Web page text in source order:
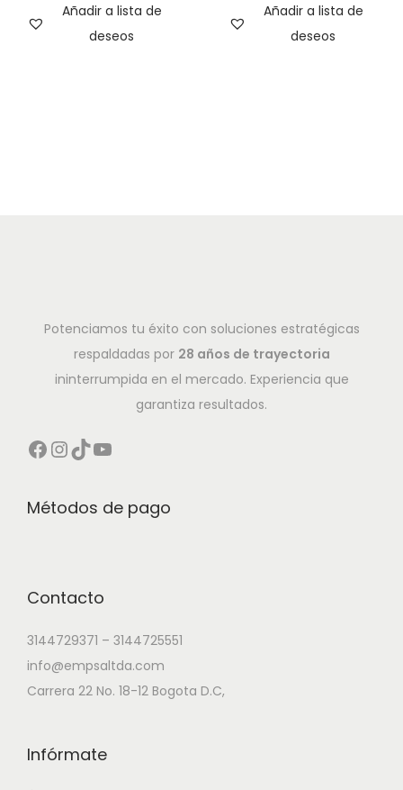
Añadir a lista de
deseos
Añadir a lista de
deseos
Potenciamos tu éxito con soluciones estratégicas
respaldadas por 28 años de trayectoria
ininterrumpida en el mercado. Experiencia que
garantiza resultados.
Métodos de pago
Contacto
3144729371 – 3144725551
info@empsaltda.com
Carrera 22 No. 18-12 Bogota D.C,
Infórmate